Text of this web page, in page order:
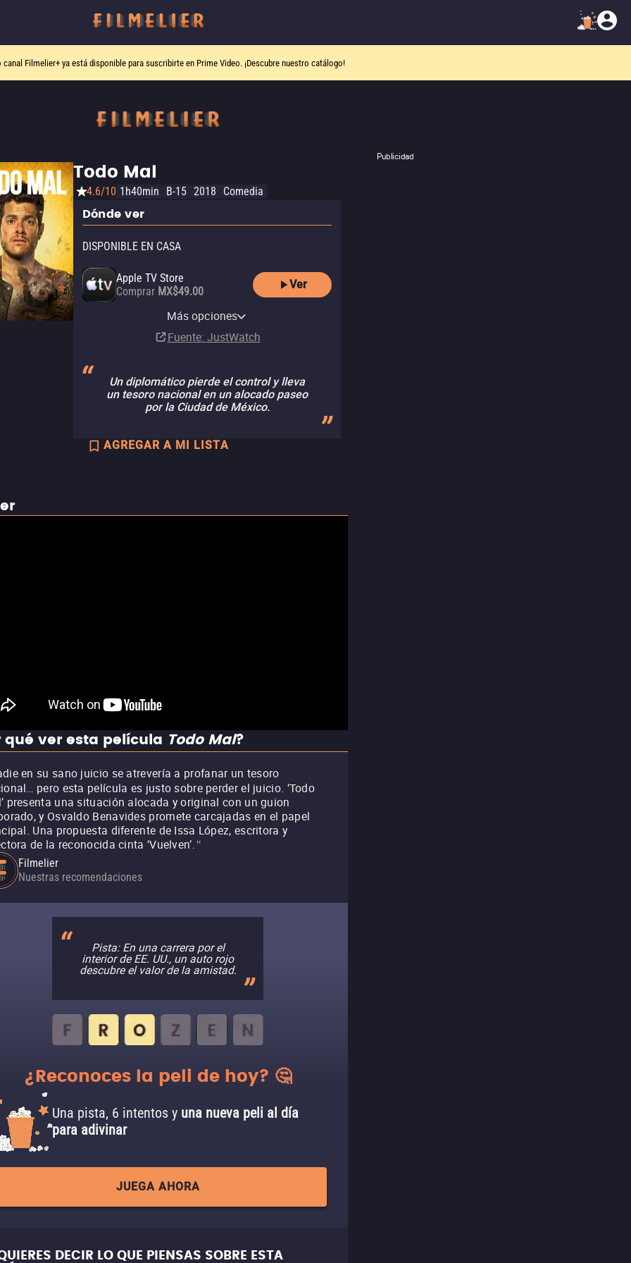
canal Filmelier+ya está disponible para suscribirte en Prime Video. ¡Descubre nuestro catálogo!
Publicidad
Todo Mal
4.6/10 1h40min B-15 2018 Comedia
Dónde ver
DISPONIBLE EN CASA
Apple TV Store
Comprar MX$49.00
Ver
YouTube
Más opciones
Fuente: JustWatch
Un diplomático pierde el control y lleva
un tesoro nacional en un alocado paseo
por la Ciudad de México.
AGREGAR A MI LISTA
qué ver esta película Todo Mal?
en su sano juicio se atrevería a profanar un tesoro
pero esta película es justo sobre perder el juicio. ‘Todo
presenta una situación alocada y original con un guion
y Osvaldo Benavides promete carcajadas en el papel
Una propuesta diferente de Issa López, escritora y
de la reconocida cinta ‘Vuelven’."
Filmelier
Nuestras recomendaciones
Pista: En una carrera por el
interior de EE. UU., un auto rojo
descubre el valor de la amistad.
¿Reconoces la peli de hoy? 🤔
Una pista, 6 intentos y una nueva peli al día
para adivinar
JUEGA AHORA
DECIR LO QUE PIENSAS SOBRE ESTA